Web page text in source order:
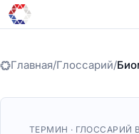
Главная/Глоссарий/
ТЕРМИН · ГЛОССАРИЙ